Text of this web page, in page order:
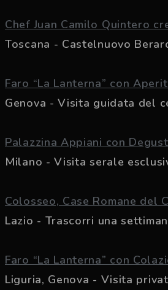
Chef Juan Camilo Quintero
Toscana - Castelnuovo
Faro “La Lanterna” con
Genova - Visita guidata del
Palazzina Appiani con
Milano - Visita serale
Colosseo, Case Romane del
Lazio - Trascorri una
Faro “La Lanterna” con
Liguria, Genova - Visita